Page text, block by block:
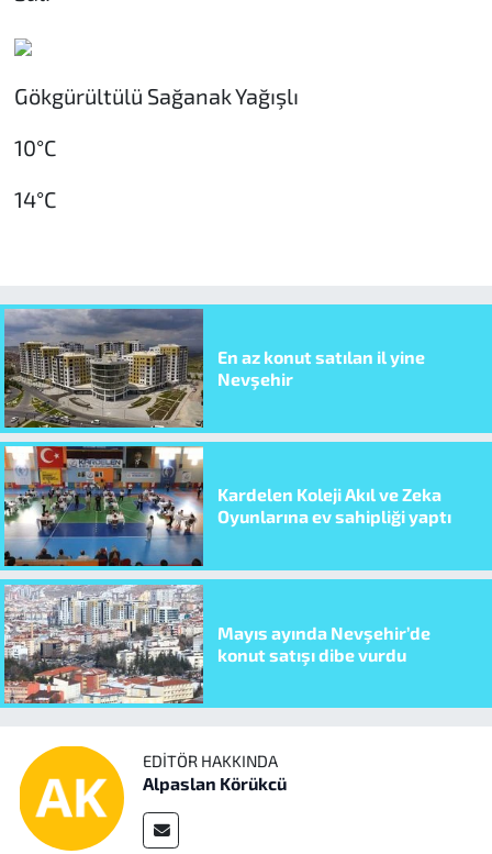
Gökgürültülü Sağanak Yağışlı
10°C
14°C
En az konut satılan il yine
Nevşehir
Kardelen Koleji Akıl ve Zeka
Oyunlarına ev sahipliği yaptı
Mayıs ayında Nevşehir’de
konut satışı dibe vurdu
EDITÖR HAKKINDA
Alpaslan Körükcü